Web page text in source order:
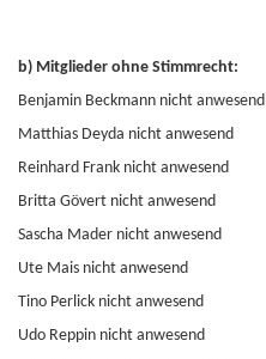
b) Mitglieder ohne Stimmrecht:
Benjamin Beckmann nicht anwesend
Matthias Deyda nicht anwesend
Reinhard Frank nicht anwesend
Britta Gövert nicht anwesend
Sascha Mader nicht anwesend
Ute Mais nicht anwesend
Tino Perlick nicht anwesend
Udo Reppin nicht anwesend